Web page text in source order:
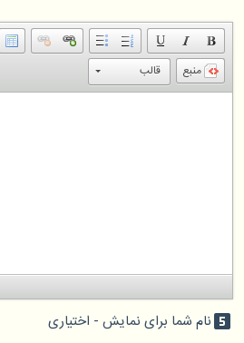
منبع
قالب
looks_5نام شما برای نمایش - اختیاری